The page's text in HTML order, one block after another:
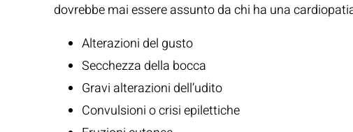
dovrebbe mai essere assunto da chi ha una
Alterazioni del gusto
Secchezza della bocca
Gravi alterazioni dell’udito
Convulsioni o crisi epilettiche